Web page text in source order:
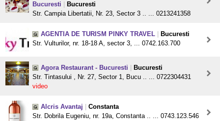
Bucuresti
Bucuresti
Str. Campia Libertatii, Nr. 23, Sector 3 .. ... 0213241358
AGENTIA DE TURISM PINKY TRAVEL
Bucuresti
Str. Vulturilor, nr. 18-18 A, sector 3, ... 0742.163.700
Agora Restaurant - Bucuresti
Bucuresti
Str. Tintasului , Nr. 27, Sector 1, Bucu .. ... 0722304431
video
Alcris Avantaj
Constanta
Str. Dobrila Eugeniu, nr. 19a, Constanta .. ... 0743.123.546